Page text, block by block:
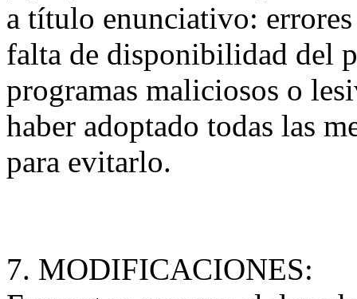
a título enunciativo:
falta de disponibilidad del
programas maliciosos o
haber adoptado todas las
para evitarlo.
7. MODIFICACIONES: